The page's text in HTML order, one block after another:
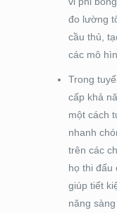
đo lường
cầu thủ,
các mô
Trong
cấp khả
một cách
nhanh
trên các
họ thi đấu
giúp tiết
năng